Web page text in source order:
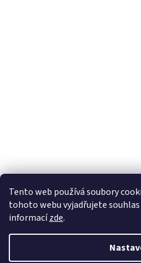
Tento web používá soubory
tohoto webu vyjadřujete souhlas
informacízde.